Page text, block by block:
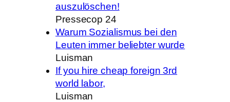
auszulöschen!
Pressecop 24
Warum Sozialismus bei den
Leuten immer beliebter wurde
Luisman
If you hire cheap foreign 3rd
world labor,
Luisman